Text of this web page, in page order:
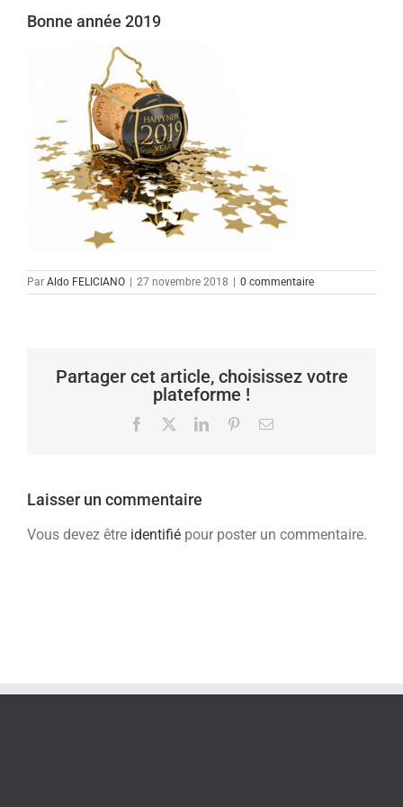
Bonne année 2019
Par Aldo FELICIANO | 27 novembre 2018 | 0 commentaire
Partager cet article, choisissez votre
plateforme !
Facebook LinkedInPinterestEmail
Laisser un commentaire
Vous devez être identifié pour poster un commentaire.